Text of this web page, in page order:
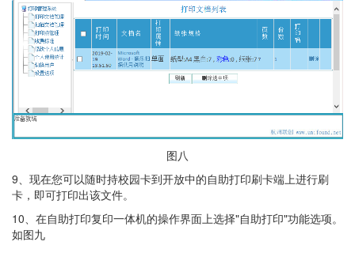
图八
9、现在您可以随时持校园卡到开放中的自助打印刷卡端上进行刷
卡，即可打印出该文件。
10、在自助打印复印一体机的操作界面上选择"自助打印"功能选项。
如图九